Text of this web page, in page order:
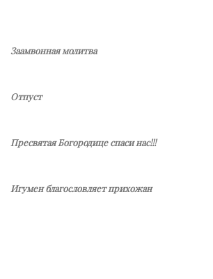
Заамвонная молитва
Отпуст
Пресвятая Богородице спаси нас!!!
Игумен благословляет прихожан